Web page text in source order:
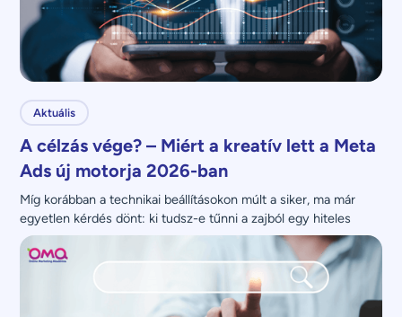
Aktuális
A célzás vége? – Miért a kreatív lett a Meta
Ads új motorja 2026-ban
Míg korábban a technikai beállításokon múlt a siker, ma már
egyetlen kérdés dönt: ki tudsz-e tűnni a zajból egy hiteles
üzenettel?